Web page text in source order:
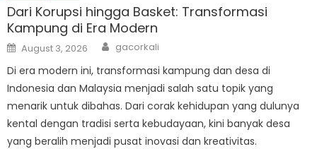
Dari Korupsi hingga Basket: Transformasi
Kampung di Era Modern
Posted
on
August 3, 2026 Author
gacorkali
Di era modern ini, transformasi kampung dan desa di
Indonesia dan Malaysia menjadi salah satu topik yang
menarik untuk dibahas. Dari corak kehidupan yang dulunya
kental dengan tradisi serta kebudayaan, kini banyak desa
yang beralih menjadi pusat inovasi dan kreativitas.